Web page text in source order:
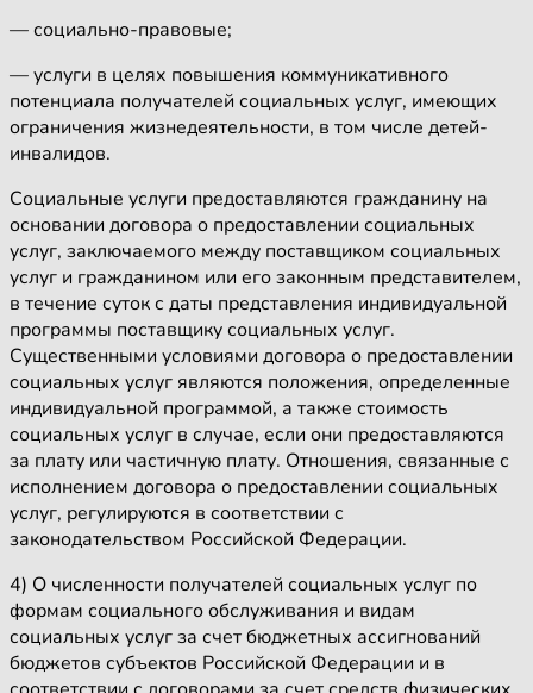
— социально-правовые;
— услуги в целях повышения коммуникативного
потенциала получателей социальных услуг, имеющих
ограничения жизнедеятельности, в том числе детей-
инвалидов.
Социальные услуги предоставляются гражданину на
основании договора о предоставлении социальных
услуг, заключаемого между поставщиком социальных
услуг и гражданином или его законным представителем,
в течение суток с даты представления индивидуальной
программы поставщику социальных услуг.
Существенными условиями договора о предоставлении
социальных услуг являются положения, определенные
индивидуальной программой, а также стоимость
социальных услуг в случае, если они предоставляются
за плату или частичную плату. Отношения, связанные с
исполнением договора о предоставлении социальных
услуг, регулируются в соответствии с
законодательством Российской Федерации.
4) О численности получателей социальных услуг по
формам социального обслуживания и видам
социальных услуг за счет бюджетных ассигнований
бюджетов субъектов Российской Федерации и в